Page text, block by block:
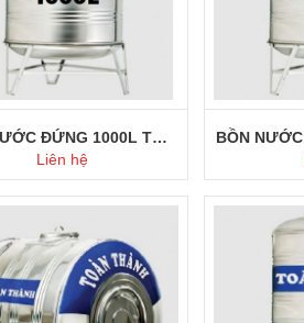
Mua ngay
BỒN NƯỚC ĐỨNG 1000L TOÀN THÀNH
Liên hệ